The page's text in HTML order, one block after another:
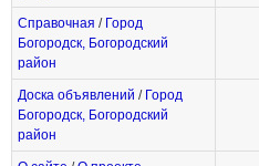
Справочная / Город
Богородск, Богородский
район
Доска объявлений / Город
Богородск, Богородский
район